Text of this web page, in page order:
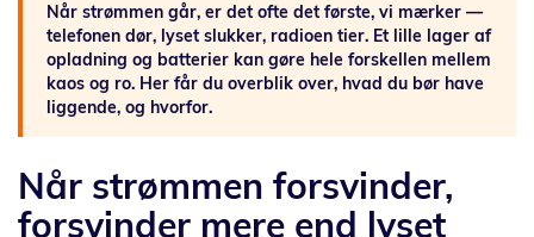
Når strømmen går, er det ofte det første, vi mærker —
telefonen dør, lyset slukker, radioen tier. Et lille lager af
opladning og batterier kan gøre hele forskellen mellem
kaos og ro. Her får du overblik over, hvad du bør have
liggende, og hvorfor.
Når strømmen forsvinder,
forsvinder mere end lyset